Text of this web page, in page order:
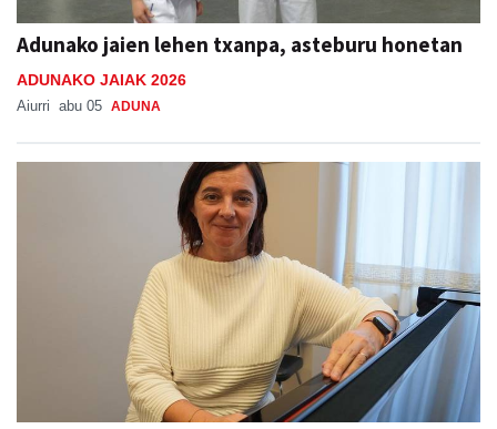
Adunako jaien lehen txanpa, asteburu honetan
ADUNAKO JAIAK 2026
Aiurri abu 05 ADUNA